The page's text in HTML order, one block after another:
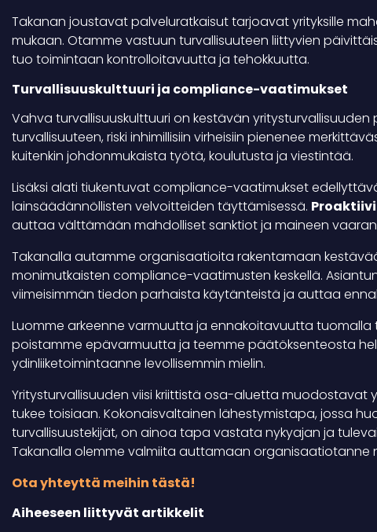
Takanan joustavat palveluratkaisut tarjoavat yrityksille
mukaan. Otamme vastuun turvallisuuteen liittyvien
tuo toimintaan kontrolloitavuutta ja tehokkuutta.
Turvallisuuskulttuuri ja compliance-vaatimukset
Vahva turvallisuuskulttuuri on kestävän
turvallisuuteen, riski inhimillisiin virheisiin pienenee
kuitenkin johdonmukaista työtä, koulutusta ja viestintää.
Lisäksi alati tiukentuvat compliance-vaatimukset
lainsäädännöllisten velvoitteiden täyttämisessä.
auttaa välttämään mahdolliset sanktiot ja maineen
Takanalla autamme organisaatioita rakentamaan
monimutkaisten compliance-vaatimusten keskellä.
viimeisimmän tiedon parhaista käytänteistä ja auttaa
Luomme arkeenne varmuutta ja ennakoitavuutta
poistamme epävarmuutta ja teemme päätöksenteosta
ydinliiketoimintaanne levollisemmin mielin.
Yritysturvallisuuden viisi kriittistä osa-aluetta muodostavat
tukee toisiaan. Kokonaisvaltainen lähestymistapa, jossa
turvallisuustekijät, on ainoa tapa vastata nykyajan ja
Takanalla olemme valmiita auttamaan organisaatiotanne
Ota yhteyttä meihin tästä!
Aiheeseen liittyvät artikkelit